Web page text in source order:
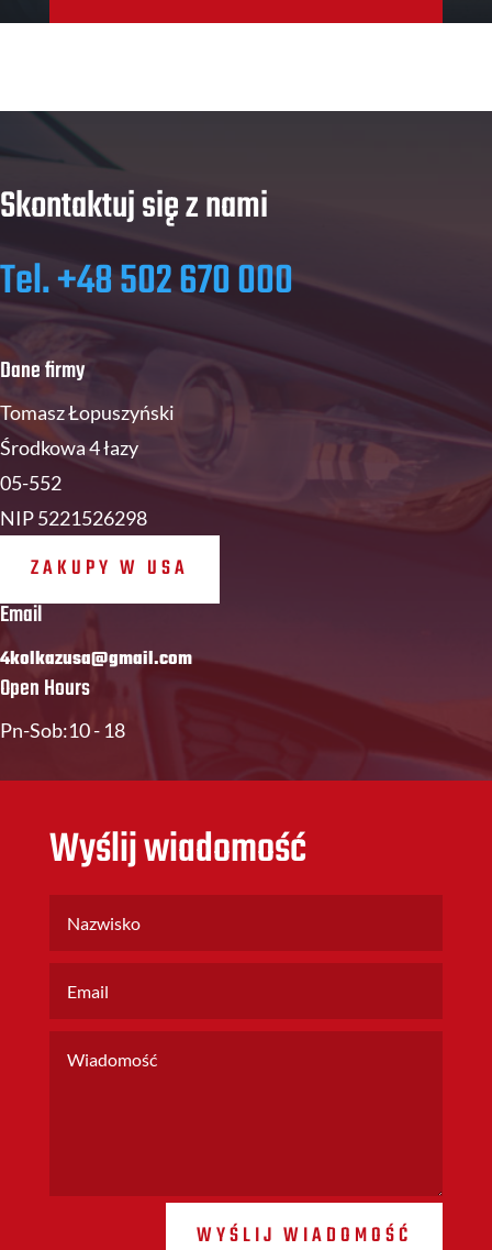
Skontaktuj się z nami
Tel. +48 502 670 000
Dane firmy
Tomasz Łopuszyński
Środkowa 4 łazy
05-552
NIP 5221526298
ZAKUPY W USA
Email
4kolkazusa@gmail.com
Open Hours
Pn-Sob:10 - 18
Wyślij wiadomość
WYŚLIJ WIADOMOŚĆ